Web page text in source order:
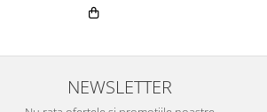
NEWSLETTER